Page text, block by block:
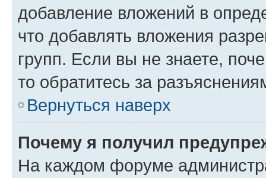
добавление вложений в
что добавлять вложения
групп. Если вы не знаете,
то обратитесь за
Вернуться наверх
Почему я получил
На каждом форуме